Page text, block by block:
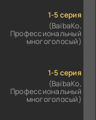
1-5 серия
(BaibaKo,
Профессиональный
многоголосый)
1-5 серия
(BaibaKo,
Профессиональный
многоголосый)